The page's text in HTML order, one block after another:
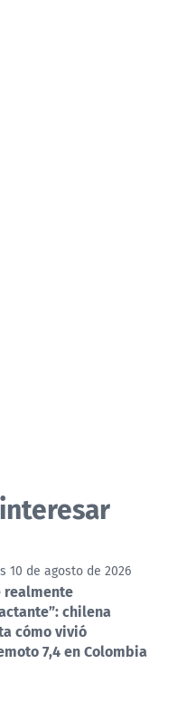
10 de agosto de 2026
realmente
chilena
cómo vivió
7,4 en Colombia